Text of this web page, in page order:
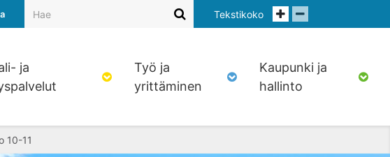
Tekstikoko
ja
Työ ja
yrittäminen
Kaupunki ja
hallinto
10-11